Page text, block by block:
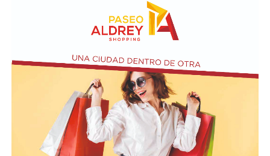
el espectáculo transita distintas emociones: el amor, la
pasión, los encuentros, las despedidas y toda la
intensidad que caracteriza al 2x4.
Incluye más de diez cambios de vestuario, un cuidado
diseño lumínico y escenas donde las diagonales, las
acrobacias, los firuletes y las coreografías
perfectamente sincronizadas convierten cada cuadro en
una demostración de virtuosismo, sensibilidad y trabajo
colectivo.